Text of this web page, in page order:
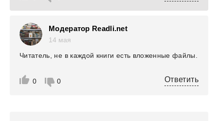
Модератор Readli.net
14 мая
0 0
Читатель, не в каждой книги есть вложенные файлы.
Ответить